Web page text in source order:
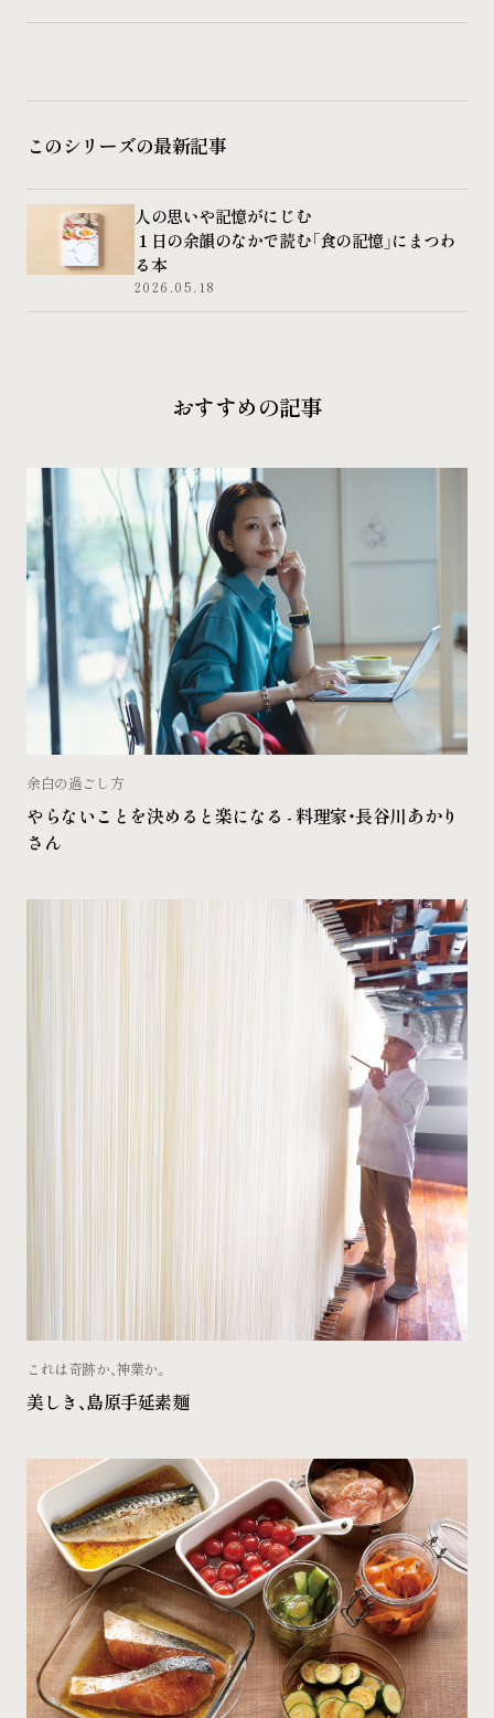
このシリーズの最新記事
人の思いや記憶がにじむ
１日の余韻のなかで読む「食の記憶」にまつわ
る本
2026.05.18
おすすめの記事
余白の過ごし方
やらないことを決めると楽になる - 料理家・長谷川あかり
さん
これは奇跡か、神業か。
美しき、島原手延素麺